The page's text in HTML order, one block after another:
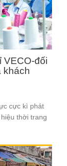
VECO-đối
khách
cực kì phát
thời trang